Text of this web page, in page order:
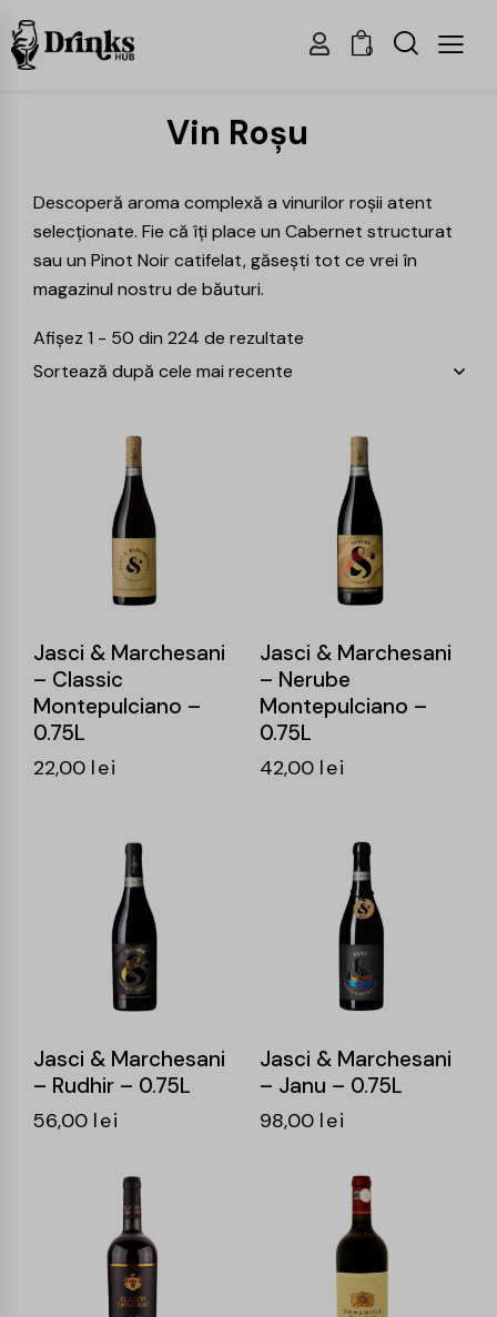
0
Vin Roșu
Descoperă aroma complexă a vinurilor roșii atent
selecționate. Fie că îți place un Cabernet structurat
sau un Pinot Noir catifelat, găsești tot ce vrei în
magazinul nostru de băuturi.
Afișez 1 - 50 din 224 de rezultate
Jasci & Marchesani
– Classic
Montepulciano –
0.75L
22,00 lei
Jasci & Marchesani
– Nerube
Montepulciano –
0.75L
42,00 lei
Jasci & Marchesani
– Rudhir – 0.75L
56,00 lei
Jasci & Marchesani
– Janu – 0.75L
98,00 lei